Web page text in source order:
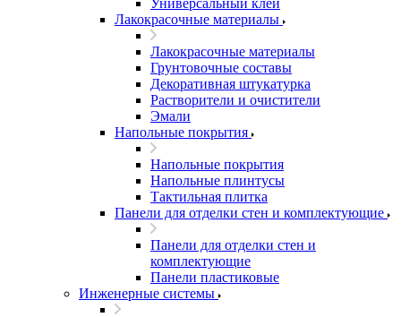
Универсальный клей
Лакокрасочные материалы
Лакокрасочные материалы
Грунтовочные составы
Декоративная штукатурка
Растворители и очистители
Эмали
Напольные покрытия
Напольные покрытия
Напольные плинтусы
Тактильная плитка
Панели для отделки стен и комплектующие
Панели для отделки стен и
комплектующие
Панели пластиковые
Инженерные системы